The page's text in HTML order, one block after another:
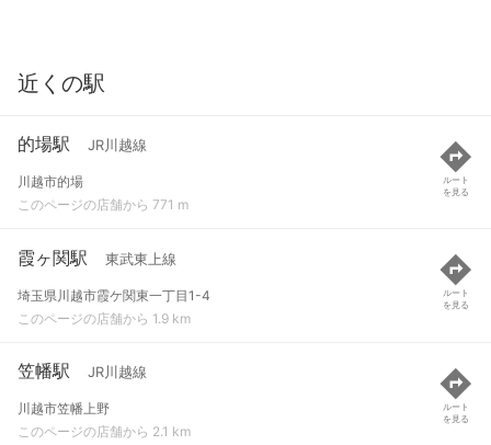
近くの駅
的場駅 JR川越線
川越市的場
このページの店舗から 771 m
ルート
を見る
霞ヶ関駅 東武東上線
埼玉県川越市霞ケ関東一丁目1-4
このページの店舗から 1.9 km
ルート
を見る
笠幡駅 JR川越線
川越市笠幡上野
このページの店舗から 2.1 km
ルート
を見る